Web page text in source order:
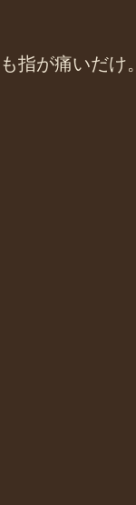
指が痛いだけ。